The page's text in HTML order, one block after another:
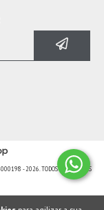
- 2026. TODOS OS DIREITOS